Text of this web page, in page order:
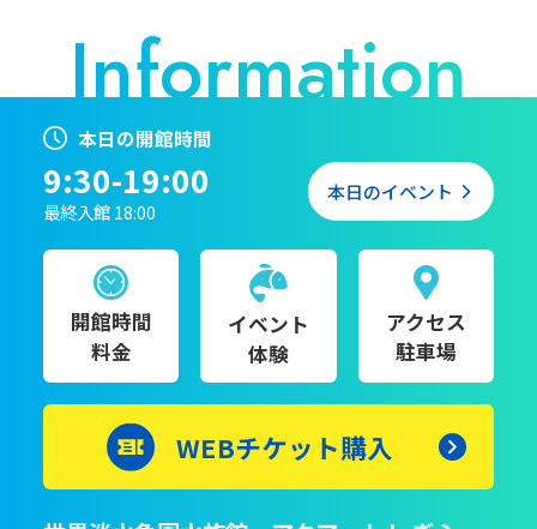
本日の開館時間
9:30-19:00
最終入館 18:00
本日のイベント
開館時間
料金
イベント
体験
アクセス
駐車場
WEBチケット購入